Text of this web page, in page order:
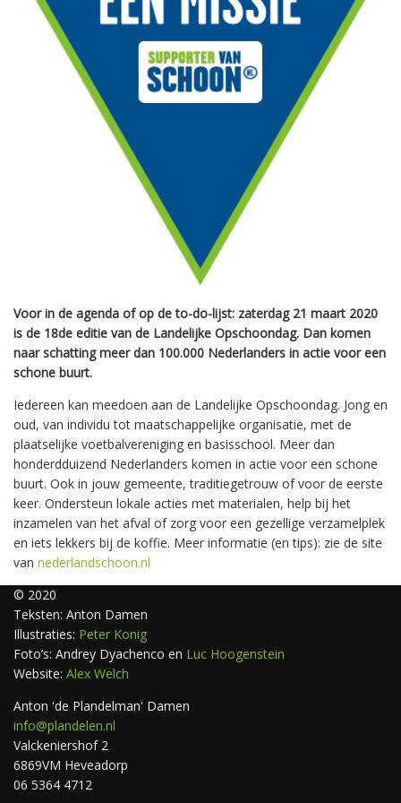
Voor in de agenda of op de to-do-lijst: zaterdag 21 maart 2020
is de 18de editie van de Landelijke Opschoondag. Dan komen
naar schatting meer dan 100.000 Nederlanders in actie voor een
schone buurt.
Iedereen kan meedoen aan de Landelijke Opschoondag. Jong en
oud, van individu tot maatschappelijke organisatie, met de
plaatselijke voetbalvereniging en basisschool. Meer dan
honderdduizend Nederlanders komen in actie voor een schone
buurt. Ook in jouw gemeente, traditiegetrouw of voor de eerste
keer. Ondersteun lokale acties met materialen, help bij het
inzamelen van het afval of zorg voor een gezellige verzamelplek
en iets lekkers bij de koffie. Meer informatie (en tips): zie de site
van nederlandschoon.nl
© 2020
Teksten: Anton Damen
Illustraties: Peter Konig
Foto’s: Andrey Dyachenco en Luc Hoogenstein
Website: Alex Welch
Anton 'de Plandelman' Damen
info@plandelen.nl
Valckeniershof 2
6869VM Heveadorp
06 5364 4712